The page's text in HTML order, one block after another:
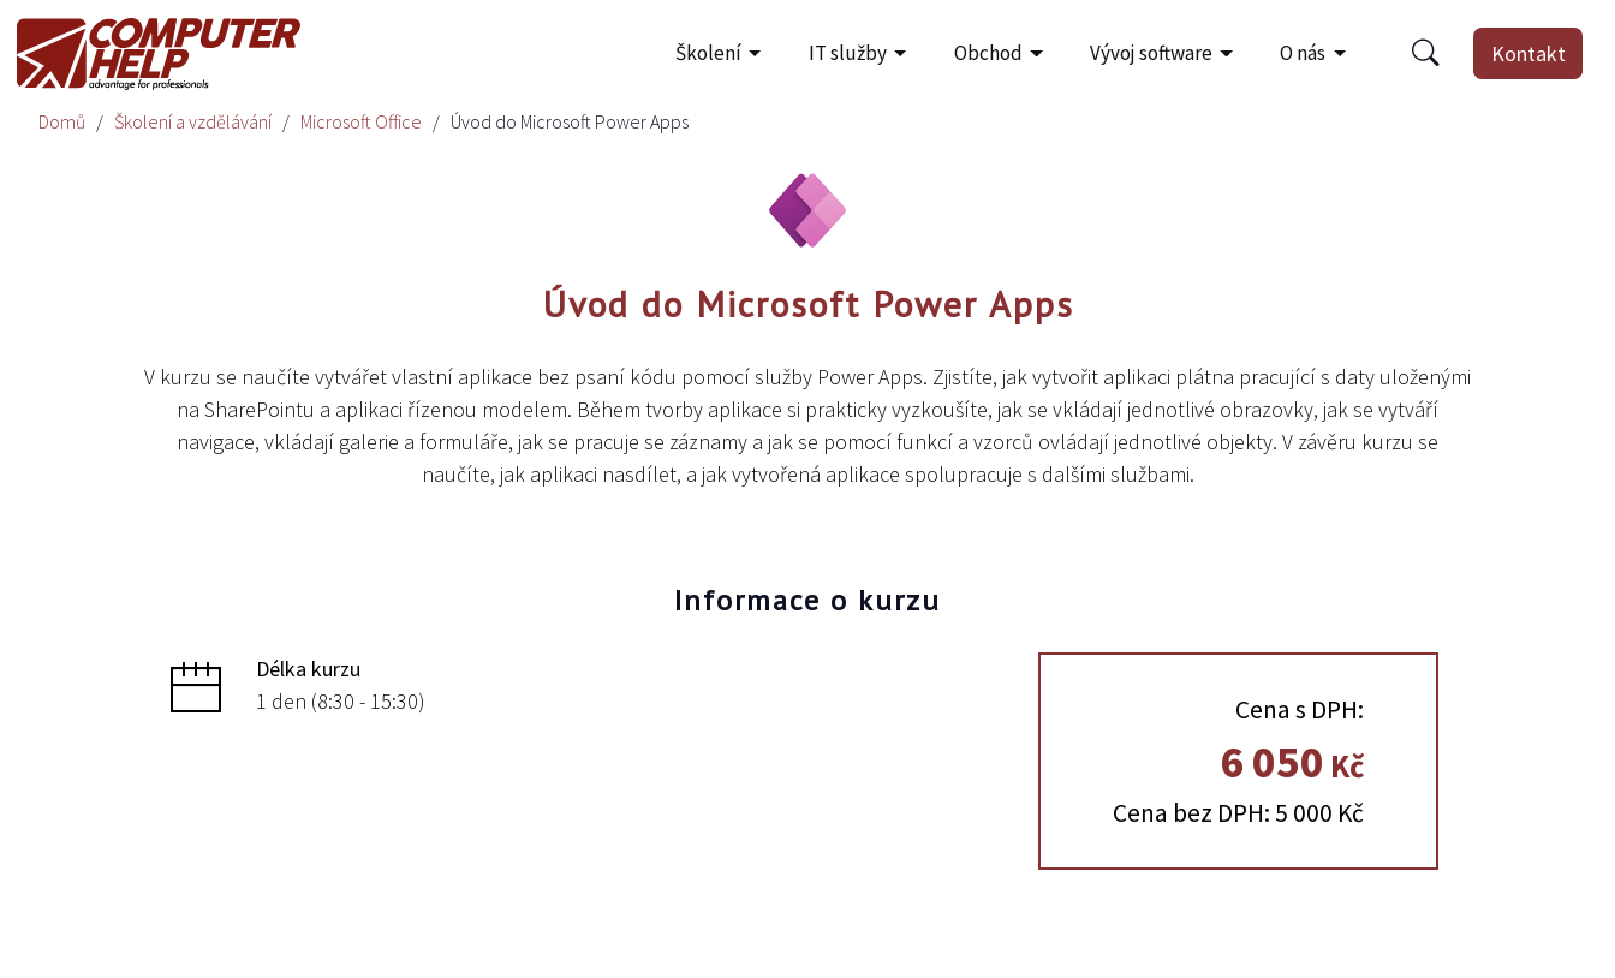
Školení IT služby Obchod Vývoj software O nás Kontakt
Domů Školení a vzdělávání Microsoft Office Úvod do Microsoft Power Apps
Úvod do Microsoft Power Apps
V kurzu se naučíte vytvářet vlastní aplikace bez psaní kódu pomocí služby Power Apps. Zjistíte, jak vytvořit aplikaci plátna pracující s daty uloženými
na SharePointu a aplikaci řízenou modelem. Během tvorby aplikace si prakticky vyzkoušíte, jak se vkládají jednotlivé obrazovky, jak se vytváří
navigace, vkládají galerie a formuláře, jak se pracuje se záznamy a jak se pomocí funkcí a vzorců ovládají jednotlivé objekty. V závěru kurzu se
naučíte, jak aplikaci nasdílet, a jak vytvořená aplikace spolupracuje s dalšími službami.
Informace o kurzu
Délka kurzu
1 den (8:30 - 15:30)
Cena s DPH:
6 050 Kč
Cena bez DPH: 5 000 Kč